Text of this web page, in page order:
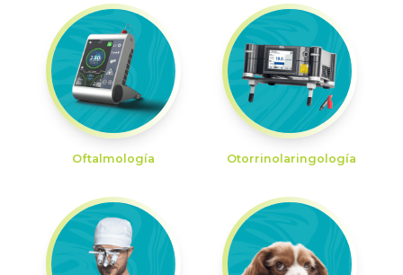
Oftalmología Otorrinolaringología